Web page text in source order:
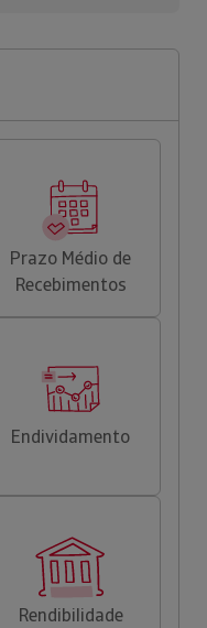
Prazo Médio de
Recebimentos
Endividamento
Rendibilidade